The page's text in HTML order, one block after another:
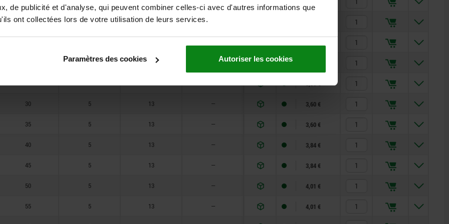
de publicité et d'analyse, qui peuvent combiner celles-ci avec d'autres informations que
ont collectées lors de votre utilisation de leurs services.
Paramètres des cookies Autoriser les cookies
12 5 13
5
25 5 13 — 3,36 €
30 5 13 — 3,60 €
35 5 13 — 3,60 €
40 5 13 — 3,84 €
45 5 13 — 3,84 €
50 5 13 — 4,01 €
55 5 13 — 4,01 €